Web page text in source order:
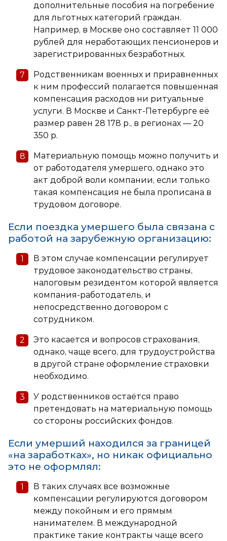
дополнительные пособия на погребение
для льготных категорий граждан.
Например, в Москве оно составляет 11 000
рублей для неработающих пенсионеров и
зарегистрированных безработных.
Родственникам военных и приравненных
к ним профессий полагается повышенная
компенсация расходов ни ритуальные
услуги. В Москве и Санкт-Петербурге её
размер равен 28 178 р., в регионах — 20
350 р.
Материальную помощь можно получить и
от работодателя умершего, однако это
акт доброй воли компании, если только
такая компенсация не была прописана в
трудовом договоре.
Если поездка умершего была связана с
работой на зарубежную организацию:
В этом случае компенсации регулирует
трудовое законодательство страны,
налоговым резидентом которой является
компания-работодатель, и
непосредственно договором с
сотрудником.
Это касается и вопросов страхования,
однако, чаще всего, для трудоустройства
в другой стране оформление страховки
необходимо.
У родственников остаётся право
претендовать на материальную помощь
со стороны российских фондов.
Если умерший находился за границей
«на заработках», но никак официально
это не оформлял:
В таких случаях все возможные
компенсации регулируются договором
между покойным и его прямым
нанимателем. В международной
практике такие контракты чаще всего